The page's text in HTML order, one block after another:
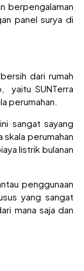
berpengalaman
panel surya di
dari rumah
yaitu SUNTerra
perumahan.
sangat sayang
skala perumahan
listrik bulanan
penggunaan
yang sangat
mana saja dan